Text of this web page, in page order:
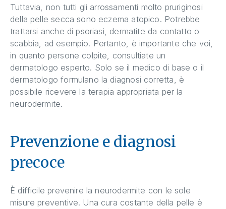
Tuttavia, non tutti gli arrossamenti molto pruriginosi
della pelle secca sono eczema atopico. Potrebbe
trattarsi anche di psoriasi, dermatite da contatto o
scabbia, ad esempio. Pertanto, è importante che voi,
in quanto persone colpite, consultiate un
dermatologo esperto. Solo se il medico di base o il
dermatologo formulano la diagnosi corretta, è
possibile ricevere la terapia appropriata per la
neurodermite.
Prevenzione e diagnosi
precoce
È difficile prevenire la neurodermite con le sole
misure preventive. Una cura costante della pelle è